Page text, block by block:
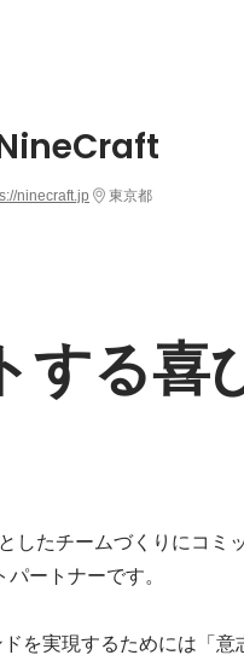
ninecraft.jp 東京都
する喜
したチームづくりにコミ
ートナーです。
を実現するためには「